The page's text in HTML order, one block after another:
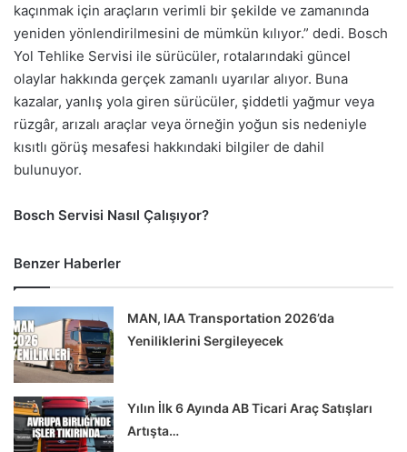
kaçınmak için araçların verimli bir şekilde ve zamanında
yeniden yönlendirilmesini de mümkün kılıyor.” dedi. Bosch
Yol Tehlike Servisi ile sürücüler, rotalarındaki güncel
olaylar hakkında gerçek zamanlı uyarılar alıyor. Buna
kazalar, yanlış yola giren sürücüler, şiddetli yağmur veya
rüzgâr, arızalı araçlar veya örneğin yoğun sis nedeniyle
kısıtlı görüş mesafesi hakkındaki bilgiler de dahil
bulunuyor.
Bosch Servisi Nasıl Çalışıyor?
Benzer Haberler
MAN, IAA Transportation 2026’da
Yeniliklerini Sergileyecek
Yılın İlk 6 Ayında AB Ticari Araç Satışları
Artışta…